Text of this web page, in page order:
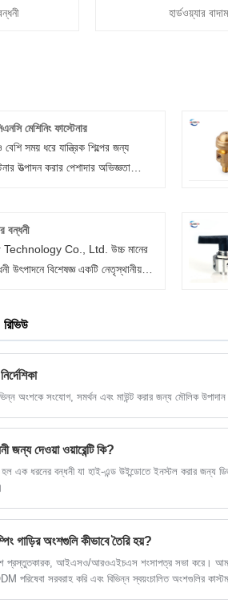
হার্ডওয়্যার
মেশিনিং ফাস্টেনার
সময় ধরে যান্ত্রিক শিল্পের জন্য
উত্পাদন করার পেশাদার অভিজ্ঞতা
যান্ত্রিক, রাসায়নিক, ধাতুবিদ্যা, ছাঁচ,
সহ বিভিন্ন শিল্পে ব্যাপকভাবে ব্যবহার
যন্ত্রপাতি বা সরঞ্জামে, আপনি সিএনসি
বন্ধনী
Co., Ltd. উচ্চ মানের
উৎপাদনে বিশেষজ্ঞ একটি নেতৃস্থানীয়
তৈরি করা হয়। চেহারা এবং সুন্দর
ডিজাইন এবং বিস্তৃত শৈলীর বিকল্পগুলি, যা
স্কিমের সাথে পুরোপুরি একত্রিত হতে
রিভিউ
অংশকে সংযোগ, সমর্থন এবং মাউন্ট করার জন্য মৌলিক
জন্য দেওয়া ওয়ারেন্টি কি?
এক ধরনের বন্ধনী যা হাই-এন্ড উইন্ডোতে ইনস্টল করার জন্য
গাড়ির অংশগুলি কীভাবে তৈরি হয়?
প্রস্তুতকারক, আইএসও/আরওএইচএস শংসাপত্র সভা করে।
পরিষেবা সরবরাহ করি এবং বিভিন্ন স্বয়ংচালিত অংশগুলির